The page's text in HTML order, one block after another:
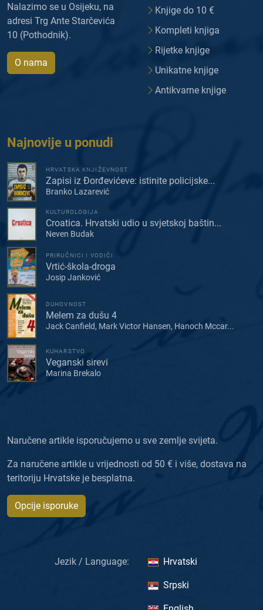
Nalazimo se u Osijeku, na
adresi Trg Ante Starčevića
10 (Pothodnik).
O nama
Knjige do 10 €
Kompleti knjiga
Rijetke knjige
Unikatne knjige
Antikvarne knjige
Najnovije u ponudi
HRVATSKA KNJIŽEVNOST
Zapisi iz Đorđevićeve: istinite policijske...
Branko Lazarević
KULTUROLOGIJA
Croatica. Hrvatski udio u svjetskoj baštin...
Neven Budak
PRIRUČNICI I VODIČI
Vrtić-škola-droga
Josip Janković
DUHOVNOST
Melem za dušu 4
Jack Canfield, Mark Victor Hansen, Hanoch Mccar...
KUHARSTVO
Veganski sirevi
Marina Brekalo
Naručene artikle isporučujemo u sve zemlje svijeta.
Za naručene artikle u vrijednosti od 50 € i više, dostava na
teritoriju Hrvatske je besplatna.
Opcije isporuke
Jezik / Language: Hrvatski
Srpski